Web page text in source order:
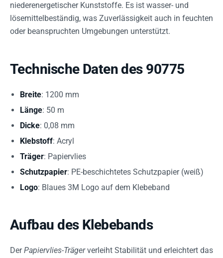
niederenergetischer Kunststoffe. Es ist wasser- und
lösemittelbeständig, was Zuverlässigkeit auch in feuchten
oder beanspruchten Umgebungen unterstützt.
Technische Daten des 90775
Breite: 1200 mm
Länge: 50 m
Dicke: 0,08 mm
Klebstoff: Acryl
Träger: Papiervlies
Schutzpapier: PE-beschichtetes Schutzpapier (weiß)
Logo: Blaues 3M Logo auf dem Klebeband
Aufbau des Klebebands
DerPapiervlies-Trägerverleiht Stabilität und erleichtert das